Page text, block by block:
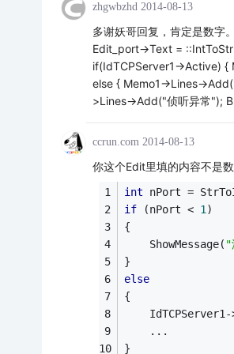
zhgwbzhd 2014-08-13
多谢妖哥回复，肯定是数
Edit_port->Text =
if(IdTCPServer1->Active) {
else { Memo1->Lines-
>Lines->Add("侦听异常");
ccrun.com 2014-08-13
你这个Edit里填的内容不是
int nPort =
if (nPort < 1 )
{
    ShowMessage(
"
}
else
{
    ...
}